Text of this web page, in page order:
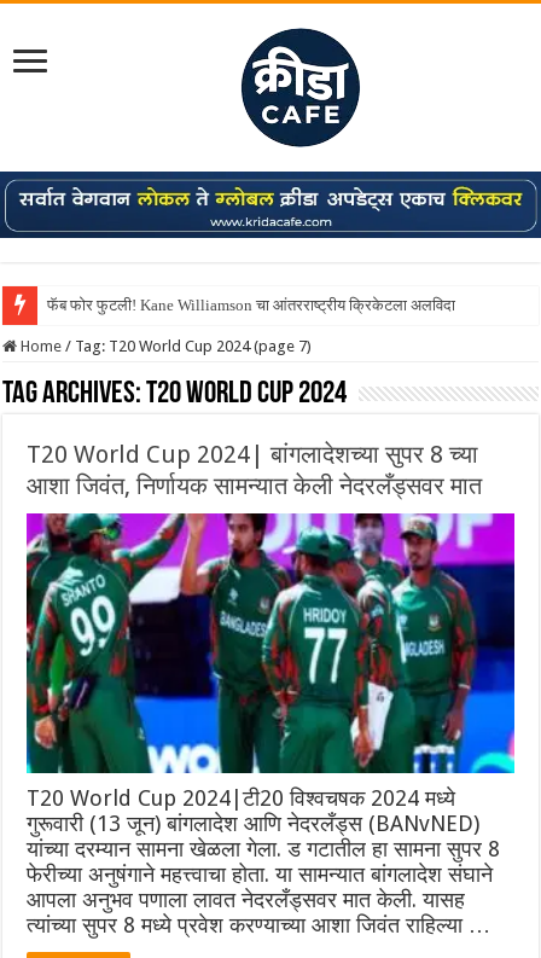
फॅब फोर फुटली! Kane Williamson चा आंतरराष्ट्रीय क्रिकेटला अलविदा
Shreyas Iyer कॅप्टन झाला! टी20 ची पुन्हा मुंबईकराच्या खांद्यावर, एशियन गेम्स…
Home / Tag: T20 World Cup 2024(page 7)
Tag Archives:T20 World Cup 2024
T20 World Cup 2024| बांगलादेशच्या सुपर 8 च्या
आशा जिवंत, निर्णायक सामन्यात केली नेदरलँड्सवर मात
T20 World Cup 2024|टी20 विश्वचषक 2024 मध्ये
गुरूवारी (13 जून) बांगलादेश आणि नेदरलँड्स (BANvNED)
यांच्या दरम्यान सामना खेळला गेला. ड गटातील हा सामना सुपर 8
फेरीच्या अनुषंगाने महत्त्वाचा होता. या सामन्यात बांगलादेश संघाने
आपला अनुभव पणाला लावत नेदरलँड्सवर मात केली. यासह
त्यांच्या सुपर 8 मध्ये प्रवेश करण्याच्या आशा जिवंत राहिल्या …